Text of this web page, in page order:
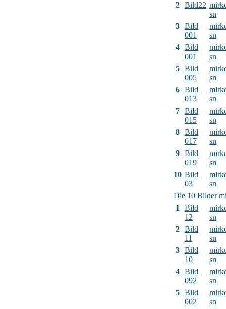
2 Bild22
sn
3 Bild
001
sn
4 Bild
001
sn
5 Bild
005
sn
6 Bild
013
sn
7 Bild
015
sn
8 Bild
017
sn
9 Bild
019
sn
10 Bild
03
sn
Die 10 Bilder
1
Bild
12
sn
2 Bild
11
sn
3 Bild
10
sn
4 Bild
092
sn
5 Bild
002
sn